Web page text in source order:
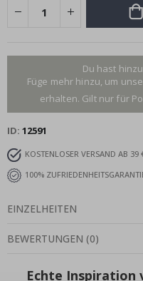
Du hast
Füge mehr hinzu, um
erhalten. Gilt nur für
ID 12591
KOSTENLOSER VERSAND AB 39
100%
EINZELHEITEN
BEWERTUNGEN (0)
Echte Inspiration